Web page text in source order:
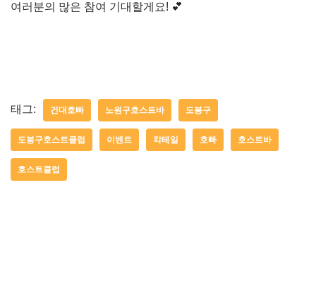
여러분의 많은 참여 기대할게요! 💕
태그: 건대호빠 노원구호스트바 도봉구
도봉구호스트클럽 이벤트 칵테일 호빠 호스트바
호스트클럽